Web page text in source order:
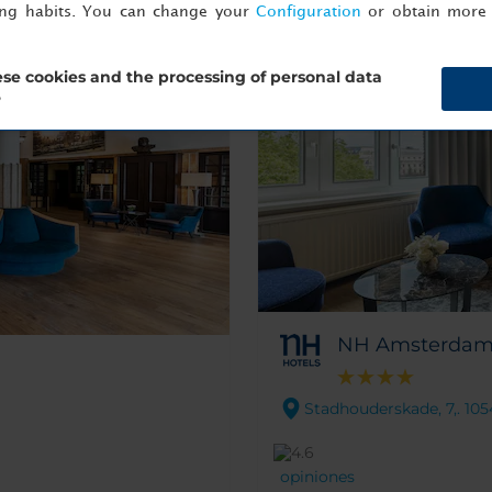
NH
Stadhouderskade, 7,.
opiniones
habits. You can change your Configuration or obtain
cookies and the processing of personal data